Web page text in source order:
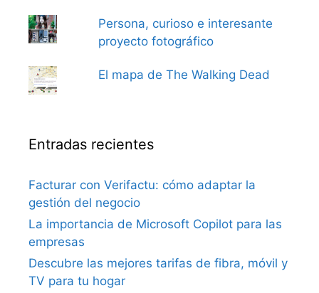
Persona, curioso e interesante
proyecto fotográfico
El mapa de The Walking Dead
Entradas recientes
Facturar con Verifactu: cómo adaptar la
gestión del negocio
La importancia de Microsoft Copilot para las
empresas
Descubre las mejores tarifas de fibra, móvil y
TV para tu hogar